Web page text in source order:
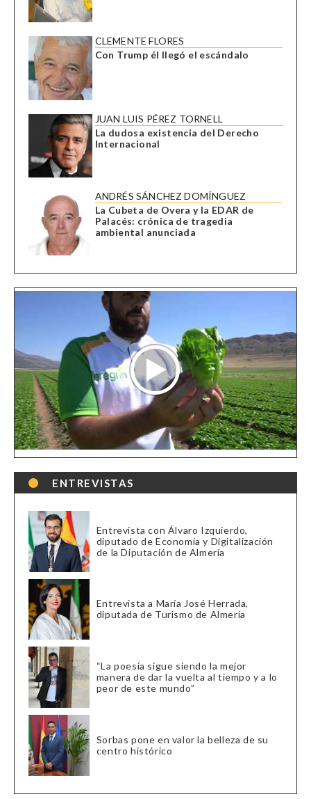
CLEMENTE FLORES
Con Trump él llegó el escándalo
JUAN LUIS PÉREZ TORNELL
La dudosa existencia del Derecho
Internacional
ANDRÉS SÁNCHEZ DOMÍNGUEZ
La Cubeta de Overa y la EDAR de
Palacés: crónica de tragedia
ambiental anunciada
ENTREVISTAS
Entrevista con Álvaro Izquierdo,
diputado de Economía y Digitalización
de la Diputación de Almería
Entrevista a María José Herrada,
diputada de Turismo de Almería
“La poesía sigue siendo la mejor
manera de dar la vuelta al tiempo y a lo
peor de este mundo”
Sorbas pone en valor la belleza de su
centro histórico